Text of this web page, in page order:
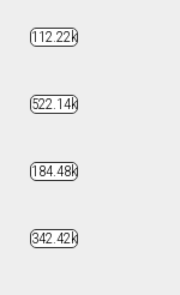
112.22k
522.14k
184.48k
342.42k